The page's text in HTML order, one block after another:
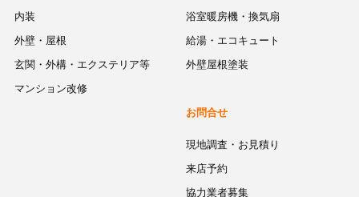
浴室暖房機・換気扇
給湯・エコキュート
外壁屋根塗装
内装
外壁・屋根
玄関・外構・エクステリア等
マンション改修
お問合せ
現地調査・お見積り
来店予約
協力業者募集